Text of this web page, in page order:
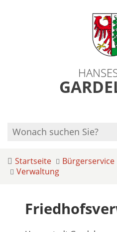
Startseite Bürgerservice
Verwaltung